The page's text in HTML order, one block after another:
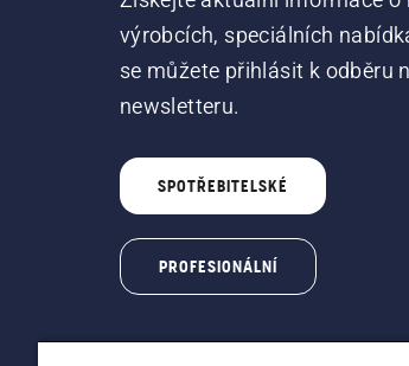
výrobcích, speciálních
se můžete přihlásit k odběru
newsletteru.
SPOTŘEBITELSKÉ
PROFESIONÁLNÍ